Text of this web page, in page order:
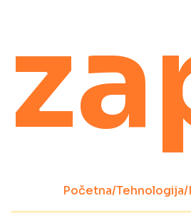
Početna/Tehnologija/